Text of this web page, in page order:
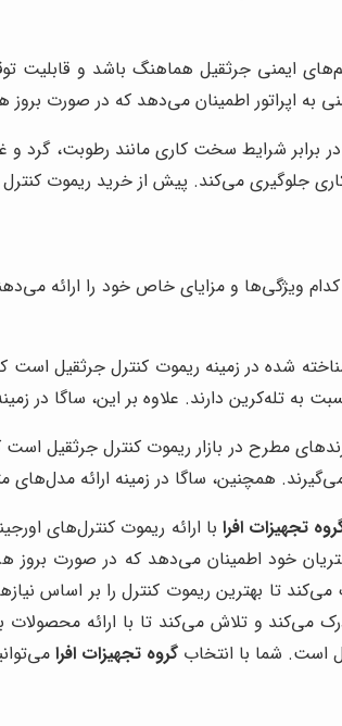
ایمنی جرثقیل هماهنگ باشد و قابلیت
اپراتور اطمینان می‌دهد که در صورت
برابر شرایط سخت کاری مانند رطوبت، گرد
جلوگیری می‌کند. پیش از خرید ریموت
ویژگی‌ها و مزایای خاص خود را ارائه
شده در زمینه ریموت کنترل جرثقیل است
تله‌کرین دارند. علاوه بر این، ساگا در
مطرح در بازار ریموت کنترل جرثقیل
همچنین، ساگا در زمینه ارائه
تجهیزات افرا با ارائه ریموت کنترل‌های
خود اطمینان می‌دهد که در صورت بروز
تا بهترین ریموت کنترل را بر اساس
می‌کند و تلاش می‌کند تا با ارائه
است. شما با انتخاب گروه تجهیزات افرا